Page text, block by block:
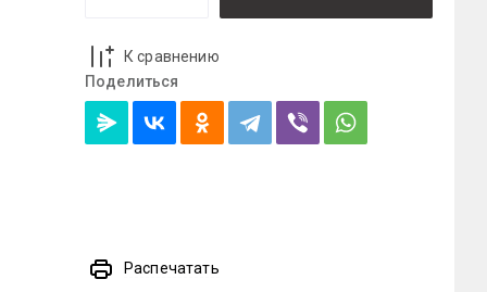
К сравнению
Поделиться
Распечатать